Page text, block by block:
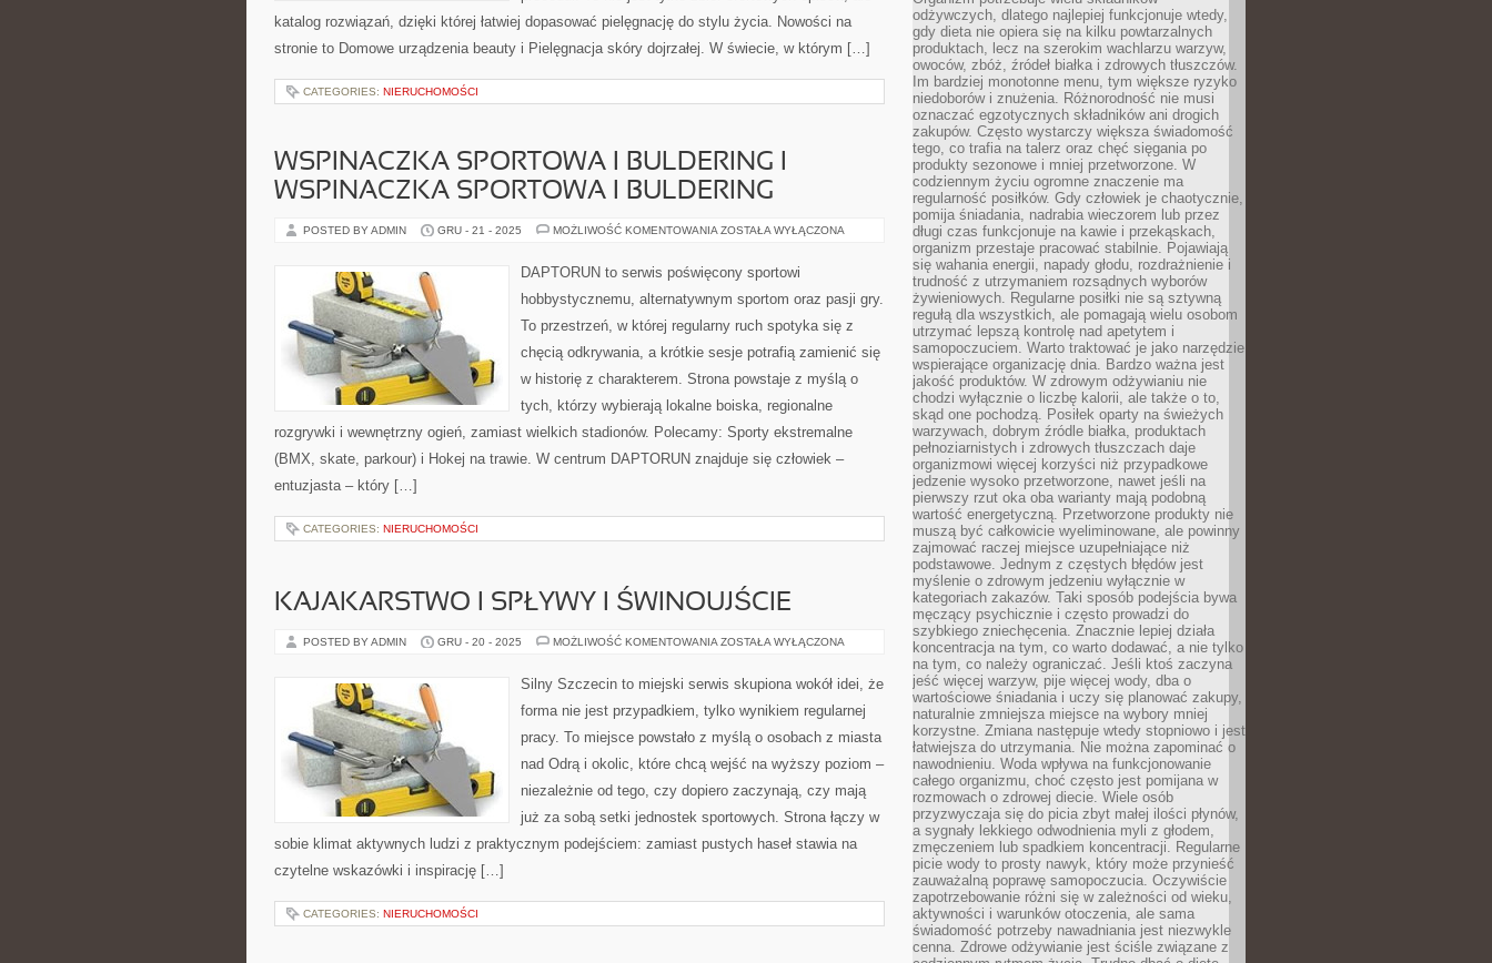
katalog rozwiązań, dzięki której łatwiej dopasować pielęgnację do stylu życia. Nowości na
stronie to Domowe urządzenia beauty i Pielęgnacja skóry dojrzałej. W świecie, w którym […]
CATEGORIES: NIERUCHOMOŚCI
WSPINACZKA SPORTOWA I BULDERING I
WSPINACZKA SPORTOWA I BULDERING
POSTED BY ADMIN GRU - 21 - 2025 MOŻLIWOŚĆ KOMENTOWANIA WSPINACZKA
BULDERING
I
SPORTOWA
BULDERING
ZOSTAŁA WYŁĄCZONA
DAPTORUN to serwis poświęcony sportowi
hobbystycznemu, alternatywnym sportom oraz pasji gry.
To przestrzeń, w której regularny ruch spotyka się z
chęcią odkrywania, a krótkie sesje potrafią zamienić się
w historię z charakterem. Strona powstaje z myślą o
tych, którzy wybierają lokalne boiska, regionalne
rozgrywki i wewnętrzny ogień, zamiast wielkich stadionów. Polecamy: Sporty ekstremalne
(BMX, skate, parkour) i Hokej na trawie. W centrum DAPTORUN znajduje się człowiek –
entuzjasta – który […]
CATEGORIES: NIERUCHOMOŚCI
KAJAKARSTWO I SPŁYWY I ŚWINOUJŚCIE
POSTED BY ADMIN GRU - 20 - 2025 MOŻLIWOŚĆ KOMENTOWANIA KAJAKARSTWO
I
ŚWINOUJŚCIE
ZOSTAŁA WYŁĄCZONA
Silny Szczecin to miejski serwis skupiona wokół idei, że
forma nie jest przypadkiem, tylko wynikiem regularnej
pracy. To miejsce powstało z myślą o osobach z miasta
nad Odrą i okolic, które chcą wejść na wyższy poziom –
niezależnie od tego, czy dopiero zaczynają, czy mają
już za sobą setki jednostek sportowych. Strona łączy w
sobie klimat aktywnych ludzi z praktycznym podejściem: zamiast pustych haseł stawia na
czytelne wskazówki i inspirację […]
CATEGORIES: NIERUCHOMOŚCI
odżywczych, dlatego najlepiej funkcjonuje wtedy,
gdy dieta nie opiera się na kilku powtarzalnych
produktach, lecz na szerokim wachlarzu warzyw,
owoców, zbóż, źródeł białka i zdrowych tłuszczów.
Im bardziej monotonne menu, tym większe ryzyko
niedoborów i znużenia. Różnorodność nie musi
oznaczać egzotycznych składników ani drogich
zakupów. Często wystarczy większa świadomość
tego, co trafia na talerz oraz chęć sięgania po
produkty sezonowe i mniej przetworzone. W
codziennym życiu ogromne znaczenie ma
regularność posiłków. Gdy człowiek je chaotycznie,
pomija śniadania, nadrabia wieczorem lub przez
długi czas funkcjonuje na kawie i przekąskach,
organizm przestaje pracować stabilnie. Pojawiają
się wahania energii, napady głodu, rozdrażnienie i
trudność z utrzymaniem rozsądnych wyborów
żywieniowych. Regularne posiłki nie są sztywną
regułą dla wszystkich, ale pomagają wielu osobom
utrzymać lepszą kontrolę nad apetytem i
samopoczuciem. Warto traktować je jako narzędzie
wspierające organizację dnia. Bardzo ważna jest
jakość produktów. W zdrowym odżywianiu nie
chodzi wyłącznie o liczbę kalorii, ale także o to,
skąd one pochodzą. Posiłek oparty na świeżych
warzywach, dobrym źródle białka, produktach
pełnoziarnistych i zdrowych tłuszczach daje
organizmowi więcej korzyści niż przypadkowe
jedzenie wysoko przetworzone, nawet jeśli na
pierwszy rzut oka oba warianty mają podobną
wartość energetyczną. Przetworzone produkty nie
muszą być całkowicie wyeliminowane, ale powinny
zajmować raczej miejsce uzupełniające niż
podstawowe. Jednym z częstych błędów jest
myślenie o zdrowym jedzeniu wyłącznie w
kategoriach zakazów. Taki sposób podejścia bywa
męczący psychicznie i często prowadzi do
szybkiego zniechęcenia. Znacznie lepiej działa
koncentracja na tym, co warto dodawać, a nie tylko
na tym, co należy ograniczać. Jeśli ktoś zaczyna
jeść więcej warzyw, pije więcej wody, dba o
wartościowe śniadania i uczy się planować zakupy,
naturalnie zmniejsza miejsce na wybory mniej
korzystne. Zmiana następuje wtedy stopniowo i jest
łatwiejsza do utrzymania. Nie można zapominać o
nawodnieniu. Woda wpływa na funkcjonowanie
całego organizmu, choć często jest pomijana w
rozmowach o zdrowej diecie. Wiele osób
przyzwyczaja się do picia zbyt małej ilości płynów,
a sygnały lekkiego odwodnienia myli z głodem,
zmęczeniem lub spadkiem koncentracji. Regularne
picie wody to prosty nawyk, który może przynieść
zauważalną poprawę samopoczucia. Oczywiście
zapotrzebowanie różni się w zależności od wieku,
aktywności i warunków otoczenia, ale sama
świadomość potrzeby nawadniania jest niezwykle
cenna. Zdrowe odżywianie jest ściśle związane z